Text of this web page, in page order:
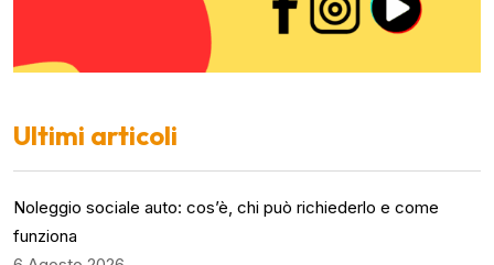
Ultimi articoli
Noleggio sociale auto: cos’è, chi può richiederlo e come
funziona